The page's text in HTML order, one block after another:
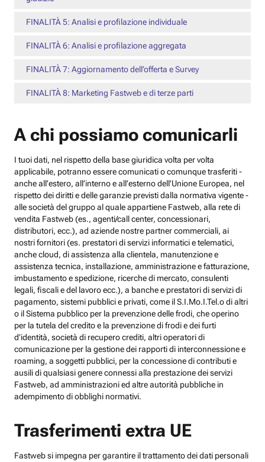
FINALITÀ 5: Analisi e profilazione individuale
FINALITÀ 6: Analisi e profilazione aggregata
FINALITÀ 7: Aggiornamento dell’offerta e Survey
FINALITÀ 8: Marketing Fastweb e di terze parti
A chi possiamo comunicarli
I tuoi dati, nel rispetto della base giuridica volta per volta
applicabile, potranno essere comunicati o comunque trasferiti -
anche all’estero, all’interno e all’esterno dell’Unione Europea, nel
rispetto dei diritti e delle garanzie previsti dalla normativa vigente -
alle società del gruppo al quale appartiene Fastweb, alla rete di
vendita Fastweb (es., agenti/call center, concessionari,
distributori, ecc.), ad aziende nostre partner commerciali, ai
nostri fornitori (es. prestatori di servizi informatici e telematici,
anche cloud, di assistenza alla clientela, manutenzione e
assistenza tecnica, installazione, amministrazione e fatturazione,
imbustamento e spedizione, ricerche di mercato, consulenti
legali, fiscali e del lavoro ecc.), a banche e prestatori di servizi di
pagamento, sistemi pubblici e privati, come il S.I.Mo.I.Tel.o di altri
o il Sistema pubblico per la prevenzione delle frodi, che operino
per la tutela del credito e la prevenzione di frodi e dei furti
d’identità, società di recupero crediti, altri operatori di
comunicazione per la gestione dei rapporti di interconnessione e
roaming, a soggetti pubblici, per la concessione di contributi e
ausili di qualsiasi genere connessi alla prestazione dei servizi
Fastweb, ad amministrazioni ed altre autorità pubbliche in
adempimento di obblighi normativi.
Trasferimenti extra UE
Fastweb si impegna per garantire il trattamento dei dati personali